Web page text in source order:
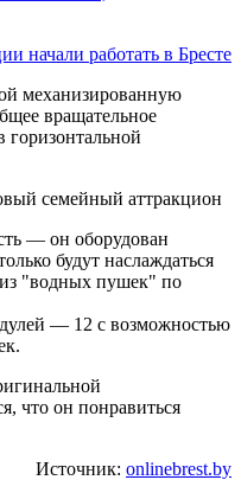
начали работать в Бресте
механизированную
вращательное
горизонтальной
— он оборудован
будут наслаждаться
из "водных пушек" по
— 12 с возможностью
что он понравиться
Источник: onlinebrest.by